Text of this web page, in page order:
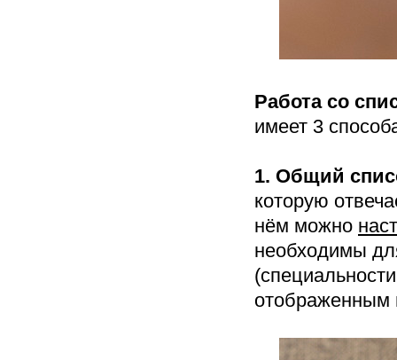
Работа со
имеет 3
1. Общий
которую
нём можно
необходимы
отображенным